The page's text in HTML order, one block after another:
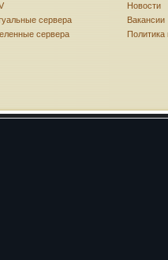
сервера
сервера
Новости
Вакансии
Политика